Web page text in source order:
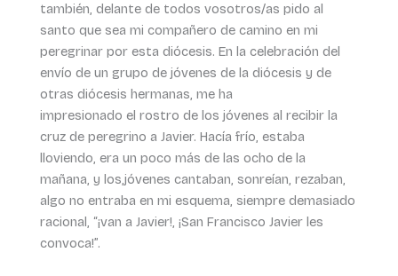
también, delante de todos vosotros/as pido al
santo que sea mi compañero de camino en mi
peregrinar por esta diócesis. En la celebración del
envío de un grupo de jóvenes de la diócesis y de
otras diócesis hermanas, me ha
impresionado el rostro de los jóvenes al recibir la
cruz de peregrino a Javier. Hacía frío, estaba
lloviendo, era un poco más de las ocho de la
mañana, y los,jóvenes cantaban, sonreían, rezaban,
algo no entraba en mi esquema, siempre demasiado
racional, “¡van a Javier!, ¡San Francisco Javier les
convoca!”.